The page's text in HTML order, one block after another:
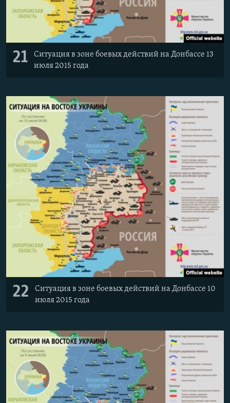
21
Ситуация в зоне боевых действий на Донбассе 13
июля 2015 года
22
Ситуация в зоне боевых действий на Донбассе 10
июля 2015 года